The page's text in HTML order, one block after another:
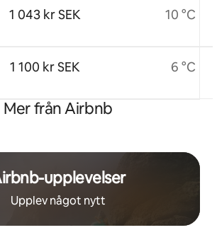
1 043 kr SEK
1 100 kr SEK
10 °C
6 °C
Mer från Airbnb
upplevelser
Upplev något nytt